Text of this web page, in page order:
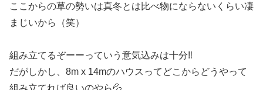
ここからの草の勢いは真冬とは比べ物にならないくらい凄
まじいから（笑）
組み立てるぞーーっていう意気込みは十分‼️
だがしかし、8m x 14mのハウスってどこからどうやって